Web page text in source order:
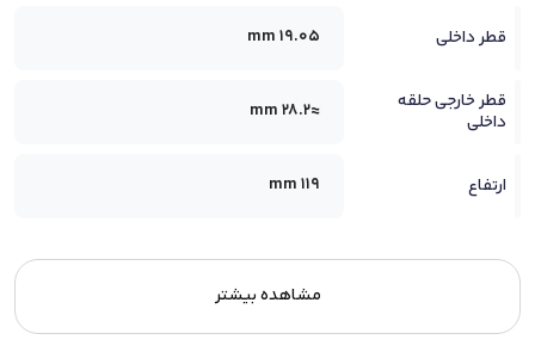
قطر داخلی 19.05 mm
قطر خارجی حلقه
داخلی
≈28.2 mm
ارتفاع 119 mm
مشاهده بیشتر